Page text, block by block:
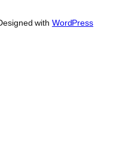
with WordPress